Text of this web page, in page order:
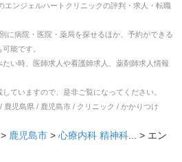
エンジェルハートクリニックの評判・求人・転職
に病院・医院・薬局を探せるほか、予約ができる
能です。
い時、医師求人や看護師求人、薬剤師求人情報
ていますので、是非ご覧になってください。
鹿児島県 / 鹿児島市 / クリニック / かかりつけ
> 鹿児島市 > 心療内科 精神科... > エン